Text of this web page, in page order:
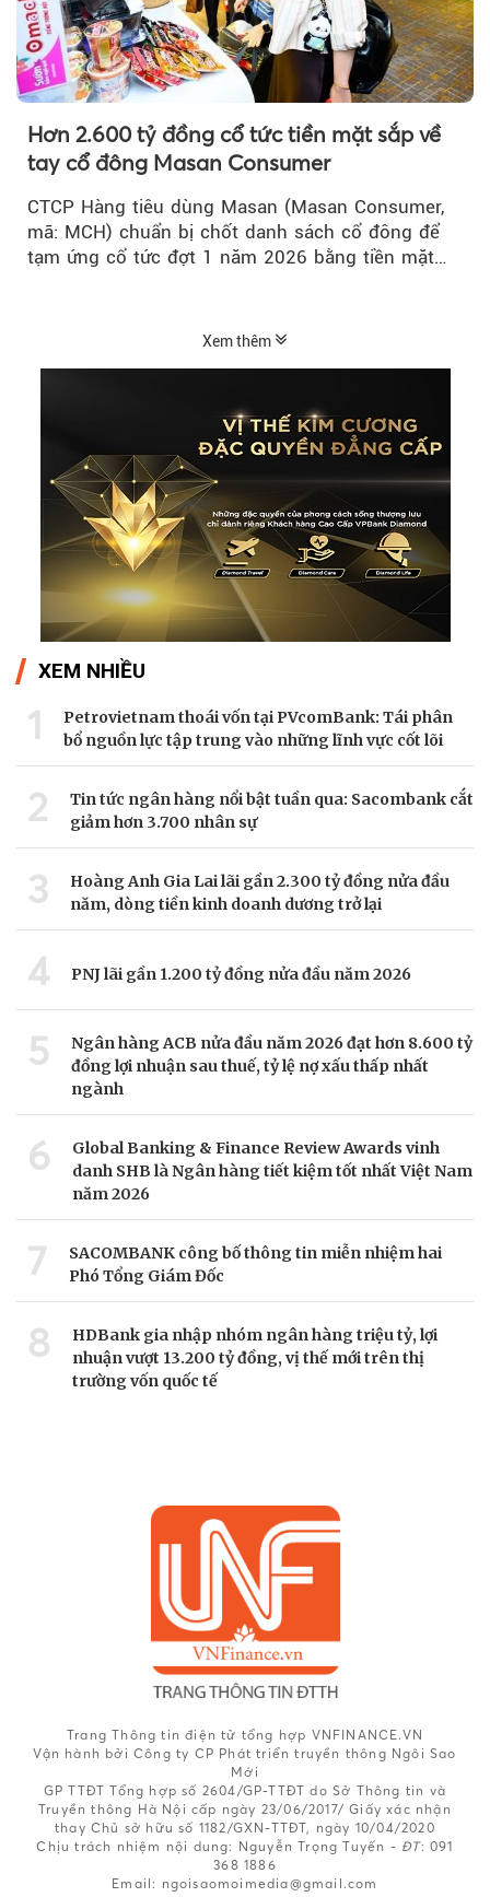
Hơn 2.600 tỷ đồng cổ tức tiền mặt sắp về
tay cổ đông Masan Consumer
CTCP Hàng tiêu dùng Masan (Masan Consumer,
mã: MCH) chuẩn bị chốt danh sách cổ đông để
tạm ứng cổ tức đợt 1 năm 2026 bằng tiền mặt
Xem thêm
XEM NHIỀU
1
Petrovietnam thoái vốn tại PVcomBank: Tái phân
bổ nguồn lực tập trung vào những lĩnh vực cốt lõi
2
Tin tức ngân hàng nổi bật tuần qua: Sacombank cắt
giảm hơn 3.700 nhân sự
3
Hoàng Anh Gia Lai lãi gần 2.300 tỷ đồng nửa đầu
năm, dòng tiền kinh doanh dương trở lại
4 PNJ lãi gần 1.200 tỷ đồng nửa đầu năm 2026
5
Ngân hàng ACB nửa đầu năm 2026 đạt hơn 8.600 tỷ
đồng lợi nhuận sau thuế, tỷ lệ nợ xấu thấp nhất
ngành
6
Global Banking & Finance Review Awards vinh
danh SHB là Ngân hàng tiết kiệm tốt nhất Việt Nam
năm 2026
7
SACOMBANK công bố thông tin miễn nhiệm hai
Phó Tổng Giám Đốc
8
HDBank gia nhập nhóm ngân hàng triệu tỷ, lợi
nhuận vượt 13.200 tỷ đồng, vị thế mới trên thị
trường vốn quốc tế
Trang Thông tin điện tử tổng hợp VNFINANCE.VN
Vận hành bởi Công ty CP Phát triển truyền thông Ngôi Sao
Mới
GP TTĐT Tổng hợp số 2604/GP-TTĐT do Sở Thông tin và
Truyền thông Hà Nội cấp ngày 23/06/2017/ Giấy xác nhận
thay Chủ sở hữu số 1182/GXN-TTĐT, ngày 10/04/2020
Chịu trách nhiệm nội dung: Nguyễn Trọng Tuyến - ĐT: 091
368 1886
Email: ngoisaomoimedia@gmail.com